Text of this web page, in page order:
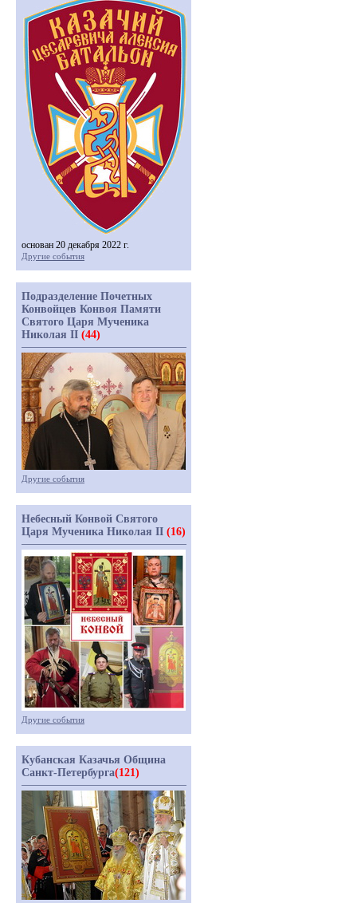
основан 20 декабря 2022 г.
Другие события
Подразделение Почетных
Конвойцев Конвоя Памяти
Святого Царя Мученика
Николая II (44)
Другие события
Небесный Конвой Святого
Царя Мученика Николая II (16)
Другие события
Кубанская Казачья Община
Санкт-Петербурга(121)